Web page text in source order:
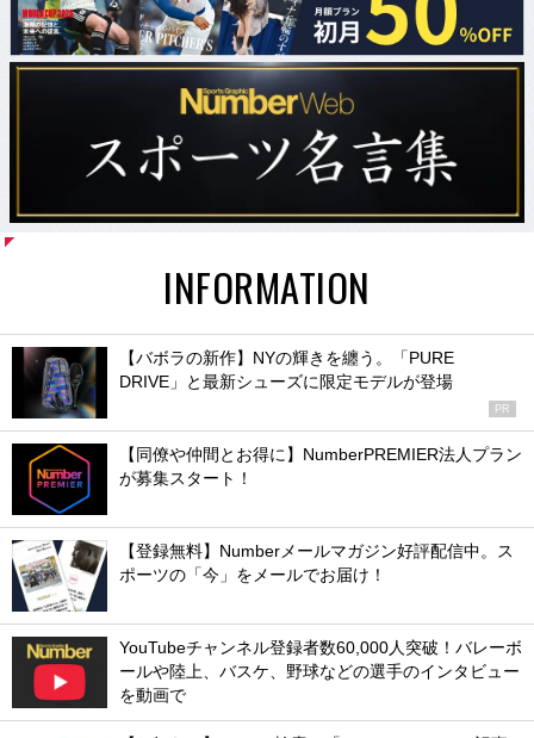
INFORMATION
【バボラの新作】NYの輝きを纏う。「PURE
DRIVE」と最新シューズに限定モデルが登場
PR
【同僚や仲間とお得に】NumberPREMIER法人プラン
が募集スタート！
【登録無料】Numberメールマガジン好評配信中。ス
ポーツの「今」をメールでお届け！
YouTubeチャンネル登録者数60,000人突破！バレーボ
ールや陸上、バスケ、野球などの選手のインタビュー
を動画で